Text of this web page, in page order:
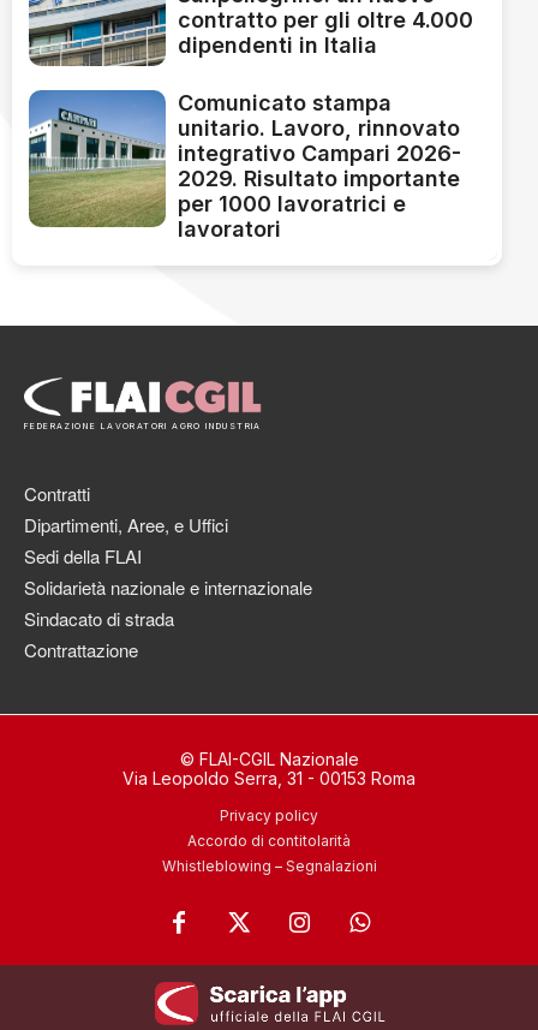
contratto per gli oltre 4.000
dipendenti in Italia
Comunicato stampa
unitario. Lavoro, rinnovato
integrativo Campari 2026-
2029. Risultato importante
per 1000 lavoratrici e
lavoratori
FEDERAZIONE LAVORATORI AGRO INDUSTRIA
Contratti
Dipartimenti, Aree, e Uffici
Sedi della FLAI
Solidarietà nazionale e internazionale
Sindacato di strada
Contrattazione
© FLAI-CGIL Nazionale
Via Leopoldo Serra, 31 - 00153 Roma
Privacy policy
Accordo di contitolarità
Whistleblowing – Segnalazioni